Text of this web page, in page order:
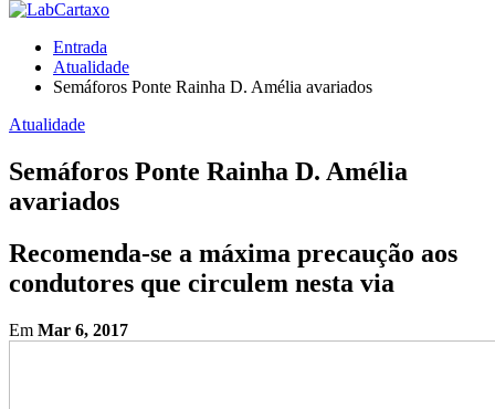
Entrada
Atualidade
Semáforos Ponte Rainha D. Amélia avariados
Atualidade
Semáforos Ponte Rainha D. Amélia
avariados
Recomenda-se a máxima precaução aos
condutores que circulem nesta via
Em Mar 6, 2017